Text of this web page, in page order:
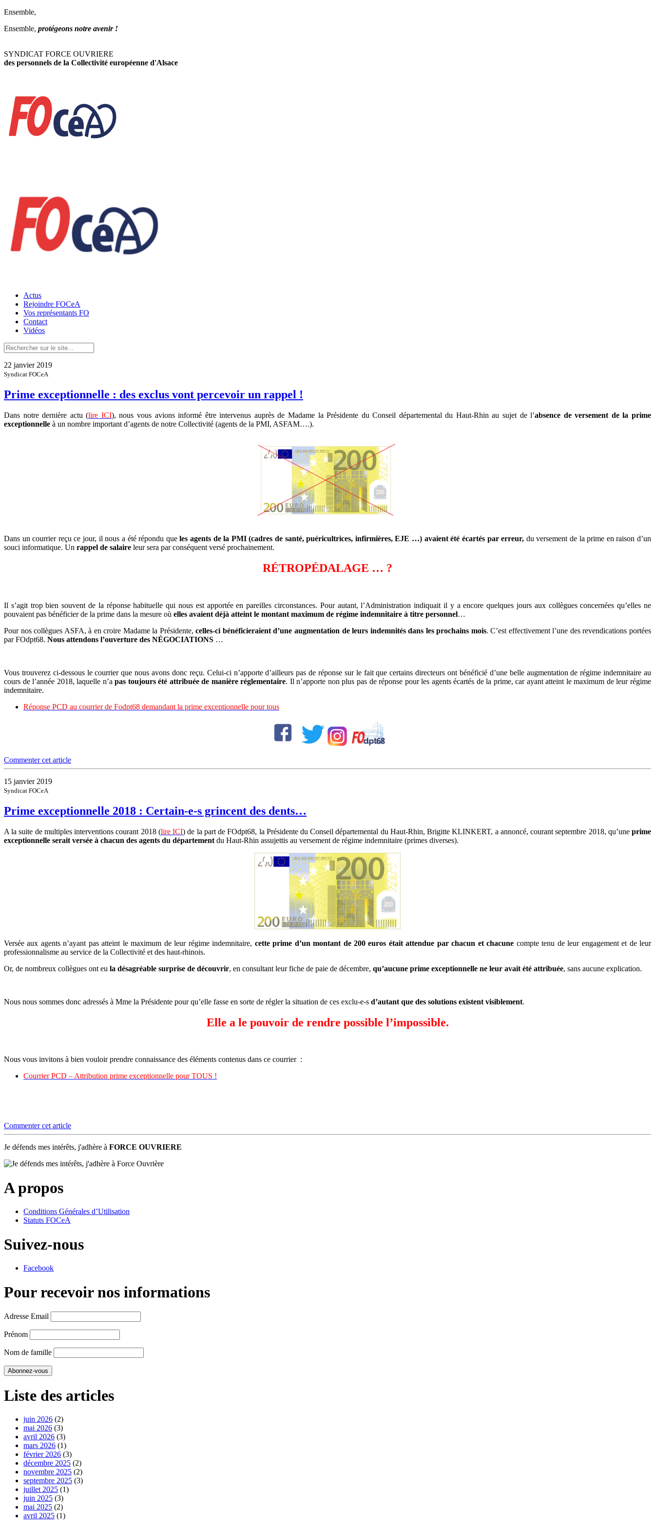
Ensemble,
Ensemble, protégeons notre avenir !
SYNDICAT FORCE OUVRIERE
des personnels de la Collectivité européenne d'Alsace
Actus
Rejoindre FOCeA
Vos représentants FO
Contact
Vidéos
22 janvier 2019
Syndicat FOCeA
Prime exceptionnelle : des exclus vont percevoir un rappel !
Dans notre dernière actu (lire ICI), nous vous avions informé être intervenus auprès de Madame la Présidente du Conseil départemental du Haut-Rhin au sujet de l’absence de versement de la prime
exceptionnelle à un nombre important d’agents de notre Collectivité (agents de la PMI, ASFAM….).
Dans un courrier reçu ce jour, il nous a été répondu queles agents de la PMI (cadres de santé, puéricultrices, infirmières, EJE …) avaient été écartés par erreur, du versement de la prime en raison d’un
souci informatique. Un rappel de salaire leur sera par conséquent versé prochainement.
RÉTROPÉDALAGE … ?
Il s’agit trop bien souvent de la réponse habituelle qui nous est apportée en pareilles circonstances. Pour autant, l’Administration indiquait il y a encore quelques jours aux collègues concernées qu’elles ne
pouvaient pas bénéficier de la prime dans la mesure où elles avaient déjà atteint le montant maximum de régime indemnitaire à titre personnel…
Pour nos collègues ASFA, à en croire Madame la Présidente,celles-ci bénéficieraient d’une augmentation de leurs indemnités dans les prochains mois. C’est effectivement l’une des revendications portées
par FOdpt68. Nous attendons l’ouverture des NÉGOCIATIONS …
Vous trouverez ci-dessous le courrier que nous avons donc reçu. Celui-ci n’apporte d’ailleurs pas de réponse sur le fait que certains directeurs ont bénéficié d’une belle augmentation de régime indemnitaire au
cours de l’année 2018, laquelle n’apas toujours été attribuée de manière réglementaire. Il n’apporte non plus pas de réponse pour les agents écartés de la prime, car ayant atteint le maximum de leur régime
indemnitaire.
Réponse PCD au courrier de Fodpt68 demandant la prime exceptionnelle pour tous
Commenter cet article
15 janvier 2019
Syndicat FOCeA
Prime exceptionnelle 2018 : Certain-e-s grincent des dents…
A la suite de multiples interventions courant 2018 (lire ICI) de la part de FOdpt68, la Présidente du Conseil départemental du Haut-Rhin, Brigitte KLINKERT, a annoncé, courant septembre 2018, qu’uneprime
exceptionnelle serait versée à chacun des agents du département du Haut-Rhin assujettis au versement de régime indemnitaire (primes diverses).
Versée aux agents n’ayant pas atteint le maximum de leur régime indemnitaire, cette prime d’un montant de 200 euros était attendue par chacun et chacune compte tenu de leur engagement et de leur
professionnalisme au service de la Collectivité et des haut-rhinois.
Or, de nombreux collègues ont eu la désagréable surprise de découvrir, en consultant leur fiche de paie de décembre, qu’aucune prime exceptionnelle ne leur avait été attribuée, sans aucune explication.
Nous nous sommes donc adressés à Mme la Présidente pour qu’elle fasse en sorte de régler la situation de ces exclu-e-s d’autant que des solutions existent visiblement.
Elle a le pouvoir de rendre possible l’impossible.
Nous vous invitons à bien vouloir prendre connaissance des éléments contenus dans ce courrier :
Courrier PCD – Attribution prime exceptionnelle pour TOUS !
Commenter cet article
Je défends mes intérêts, j'adhère à FORCE OUVRIERE
A propos
Conditions Générales d’Utilisation
Statuts FOCeA
Suivez-nous
Facebook
Pour recevoir nos informations
Adresse Email
Prénom
Nom de famille
Liste des articles
juin 2026 (2)
mai 2026 (3)
avril 2026 (3)
mars 2026 (1)
février 2026 (3)
décembre 2025 (2)
novembre 2025 (2)
septembre 2025 (3)
juillet 2025 (1)
juin 2025 (3)
mai 2025 (2)
avril 2025 (1)